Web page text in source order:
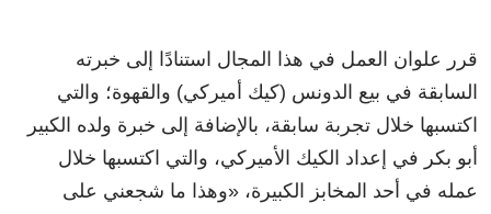
قرر علوان العمل في هذا المجال استنادًا إلى خبرته
السابقة في بيع الدونس (كيك أميركي) والقهوة؛ والتي
اكتسبها خلال تجربة سابقة، بالإضافة إلى خبرة ولده الكبير
أبو بكر في إعداد الكيك الأميركي، والتي اكتسبها خلال
عمله في أحد المخابز الكبيرة، «وهذا ما شجعني على